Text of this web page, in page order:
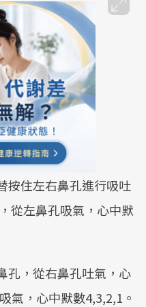
按住左右鼻孔進行吸吐
從左鼻孔吸氣，心中默
孔，從右鼻孔吐氣，心
氣，心中默數4,3,2,1。